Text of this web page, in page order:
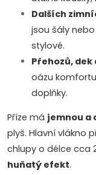
p
i
s
Dalších
jsou šály
stylové.
Přehozů,
oázu
doplňky.
Příze má jemnou a
plyš. Hlavní vlákno
chlupy o délce cca
huňatý efekt.